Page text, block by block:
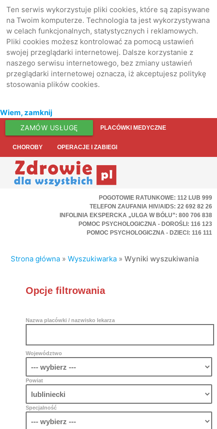
Ten serwis wykorzystuje pliki cookies, które są zapisywane
na Twoim komputerze. Technologia ta jest wykorzystywana
w celach funkcjonalnych, statystycznych i reklamowych.
Pliki cookies możesz kontrolować za pomocą ustawień
swojej przeglądarki internetowej. Dalsze korzystanie z
naszego serwisu internetowego, bez zmiany ustawień
przeglądarki internetowej oznacza, iż akceptujesz politykę
stosowania plików cookies.
Wiem, zamknij
ZAMÓW USŁUGĘ PLACÓWKI MEDYCZNE
CHOROBY OPERACJE I ZABIEGI
POGOTOWIE RATUNKOWE: 112 LUB 999
TELEFON ZAUFANIA HIV/AIDS: 22 692 82 26
INFOLINIA EKSPERCKA „ULGA W BÓLU”: 800 706 838
POMOC PSYCHOLOGICZNA - DOROŚLI: 116 123
POMOC PSYCHOLOGICZNA - DZIECI: 116 111
Strona główna »Wyszukiwarka »Wyniki wyszukiwania
Opcje filtrowania
Nazwa placówki / nazwisko lekarza
Województwo
Powiat
Specjalność